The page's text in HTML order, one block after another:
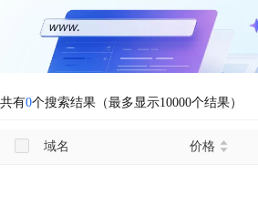
共有0个搜索结果（最多显示10000个结果）
域名 价格